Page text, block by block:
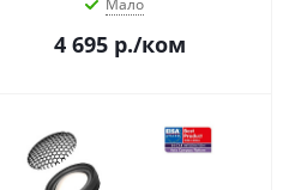
Мало
4 695р./ком